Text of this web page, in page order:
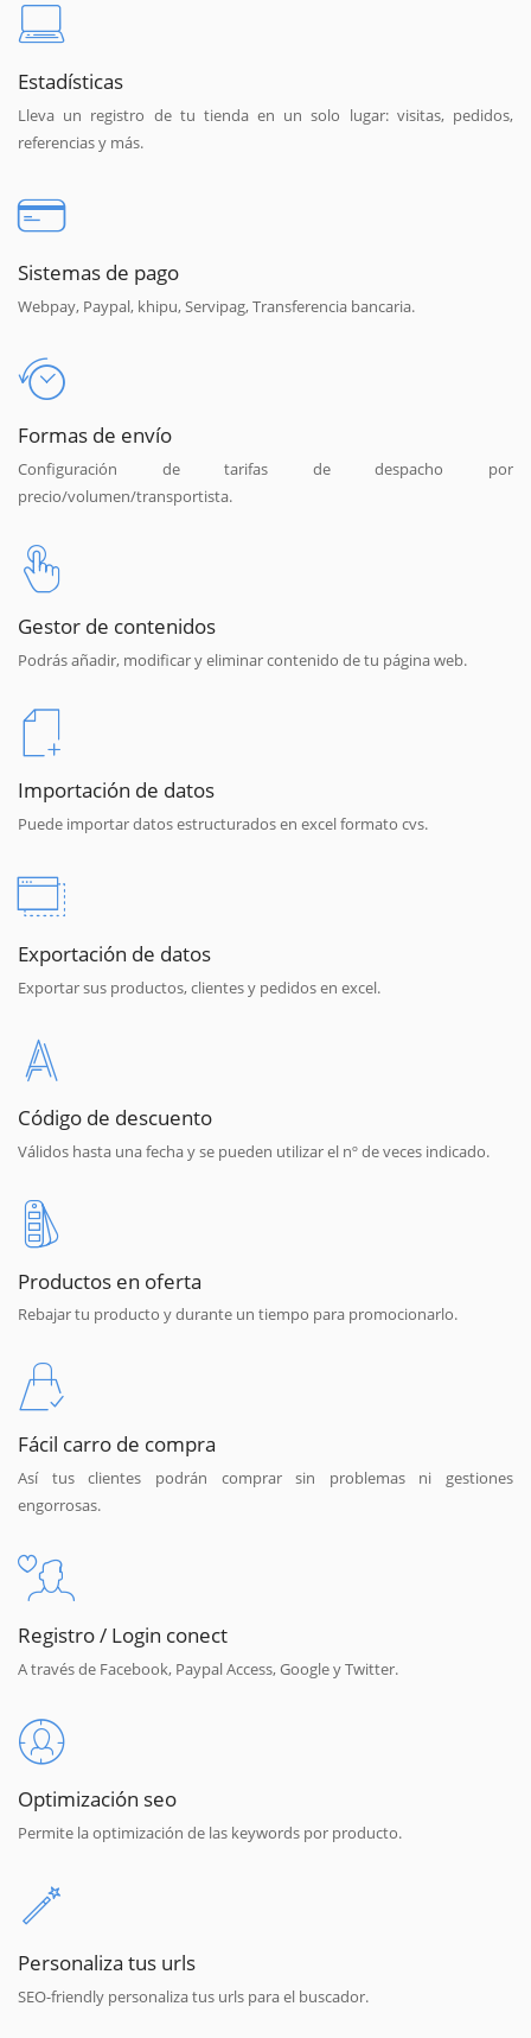
Estadísticas
Lleva un registro de tu tienda en un solo lugar: visitas, pedidos,
referencias y más.
Sistemas de pago
Webpay, Paypal, khipu, Servipag, Transferencia bancaria.
Formas de envío
Configuración de tarifas de despacho por
precio/volumen/transportista.
Gestor de contenidos
Podrás añadir, modificar y eliminar contenido de tu página web.
Importación de datos
Puede importar datos estructurados en excel formato cvs.
Exportación de datos
Exportar sus productos, clientes y pedidos en excel.
Código de descuento
Válidos hasta una fecha y se pueden utilizar el nº de veces indicado.
Productos en oferta
Rebajar tu producto y durante un tiempo para promocionarlo.
Fácil carro de compra
Así tus clientes podrán comprar sin problemas ni gestiones
engorrosas.
Registro / Login conect
A través de Facebook, Paypal Access, Google y Twitter.
Optimización seo
Permite la optimización de las keywords por producto.
Personaliza tus urls
SEO-friendly personaliza tus urls para el buscador.